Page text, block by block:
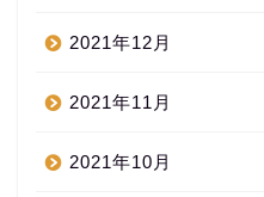
2021年12月
2021年11月
2021年10月